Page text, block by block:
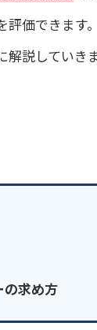
評価できます
説していきま
の求め方